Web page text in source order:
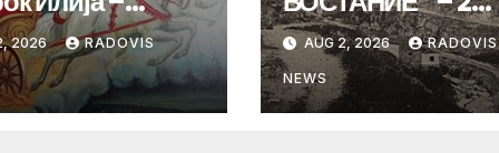
2026 RADOVIS Август 1903 год.
AUG 2, 2026 RADOVIS
NEWS